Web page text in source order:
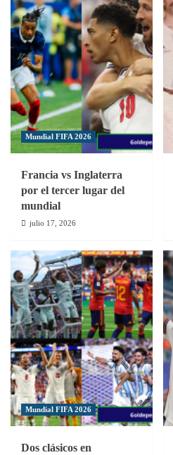
equipo
para
la
temporada
2021
de
la
Mundial FIFA 2026
Francia vs Inglaterra
por el tercer lugar del
mundial
julio 17, 2026
Mundial FIFA 2026
Dos clásicos en